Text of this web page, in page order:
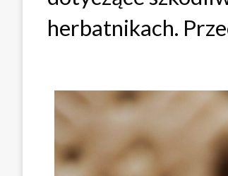
herbatnikach.